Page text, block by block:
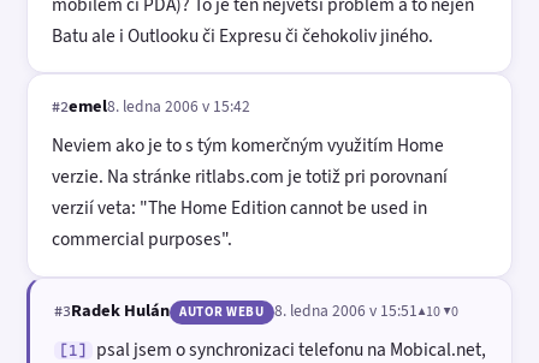
Batu ale i Outlooku či Expresu či čehokoliv jiného.
#2emel8. ledna 2006 v 15:42
Neviem ako je to s tým komerčným využitím Home
verzie. Na stránke ritlabs.com je totiž pri porovnaní
verzií veta: "The Home Edition cannot be used in
commercial purposes".
#3Radek Hulán AUTOR WEBU 8. ledna 2006 v 15:51▲10 ▼0
[1]
psal jsem o synchronizaci telefonu na Mobical.net,